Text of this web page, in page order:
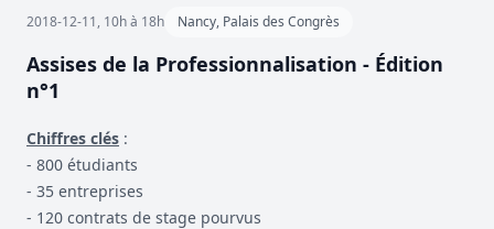
2018-12-11, 10h à 18h Nancy, Palais des Congrès
Assises de la Professionnalisation - Édition
n°1
Chiffres clés :
- 800 étudiants
- 35 entreprises
- 120 contrats de stage pourvus